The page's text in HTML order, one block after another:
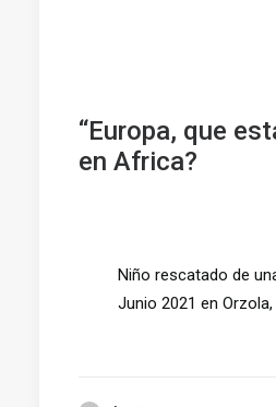
“Europa, que
en Africa?
Niño rescatado de
Junio 2021 en